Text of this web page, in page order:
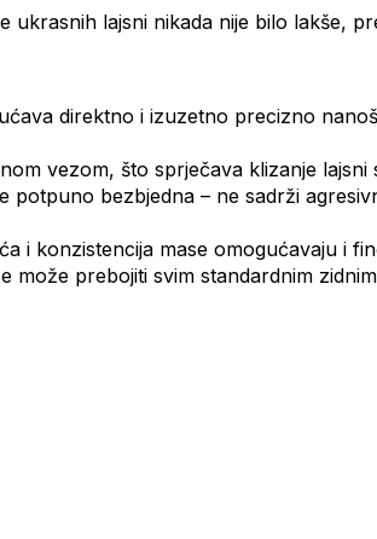
ukrasnih lajsni nikada nije bilo lakše,
direktno i izuzetno precizno
vezom, što sprječava klizanje
potpuno bezbjedna – ne sadrži
i konzistencija mase omogućavaju i
može prebojiti svim standardnim